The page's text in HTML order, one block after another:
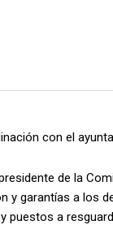
con el
de la
y garantías a los
puestos a